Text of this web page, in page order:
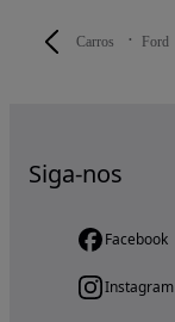
Carros Ford
Siga-nos
Facebook
Instagram